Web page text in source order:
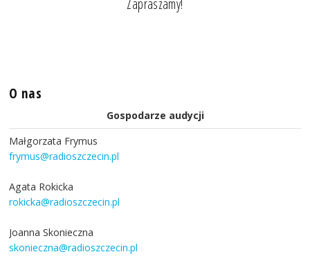
Zapraszamy!
O nas
Gospodarze audycji
Małgorzata Frymus
frymus@radioszczecin.pl
Agata Rokicka
rokicka@radioszczecin.pl
Joanna Skonieczna
skonieczna@radioszczecin.pl